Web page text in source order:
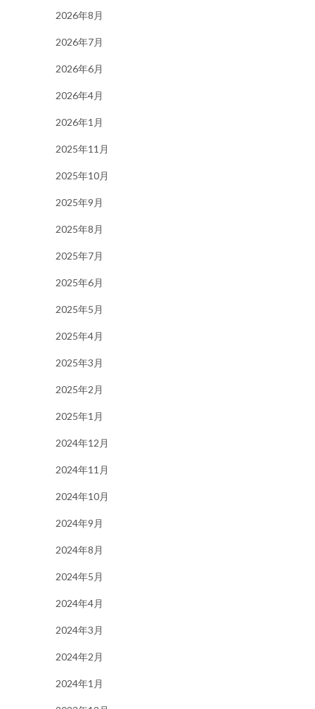
2026年8月
2026年7月
2026年6月
2026年4月
2026年1月
2025年11月
2025年10月
2025年9月
2025年8月
2025年7月
2025年6月
2025年5月
2025年4月
2025年3月
2025年2月
2025年1月
2024年12月
2024年11月
2024年10月
2024年9月
2024年8月
2024年5月
2024年4月
2024年3月
2024年2月
2024年1月